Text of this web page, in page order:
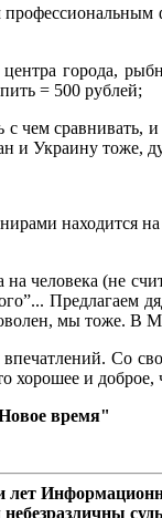
города,
= 500 рублей;
чем
и Украину
находится
на человека (не
Предлагаем
мы тоже. В
Со
и доброе,
время"